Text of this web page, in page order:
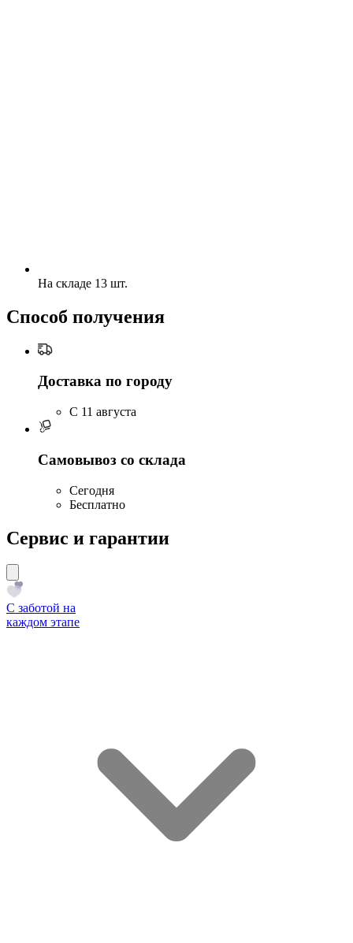
На складе 13 шт.
Способ получения
Доставка по городу
C 11 августа
Самовывоз со склада
Сегодня
Бесплатно
Сервис и гарантии
С заботой на
каждом этапе